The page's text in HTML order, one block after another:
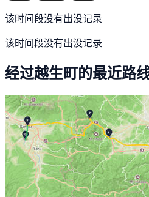
该时间段没有出没记录
该时间段没有出没记录
经过越生町的最近路